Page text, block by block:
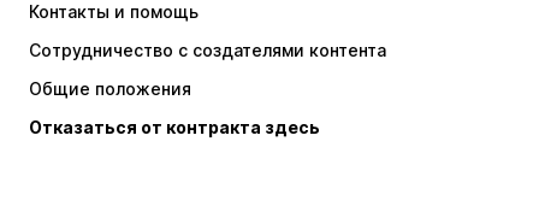
Куртки
Белье
Пальто
Юбки
Контакты и помощь
Сотрудничество с создателями контента
Общие положения
Отказаться от контракта здесь